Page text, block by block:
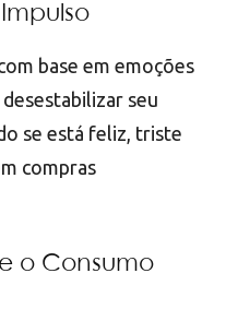
base em emoções
seu
se está feliz, triste
compras
o Consumo